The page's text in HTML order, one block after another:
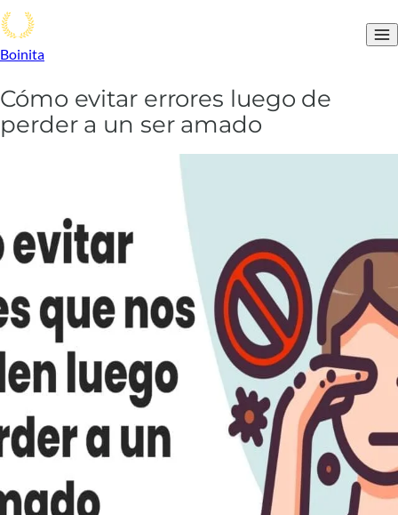
Boinita
Cómo evitar errores luego de
perder a un ser amado